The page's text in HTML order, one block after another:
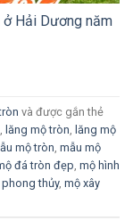
ở Hải Dương năm
và được gắn thẻ
lăng mộ tròn lăng mộ
mộ tròn mẫu mộ
đá tròn đẹp mộ hình
thủy, mộ xây